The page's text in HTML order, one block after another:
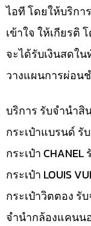
ไอที โดยให้บริกา
เข้าใจ ให้เกียรติ
จะได้รับเงินสดใ
วางแผนการผ่อน
บริการ รับจำนำสิ
กระเป๋าแบรนด์ รั
กระเป๋า
กระเป๋า LOUIS
กระเป๋าวิตตอง รั
จำนำกล้องแคนน